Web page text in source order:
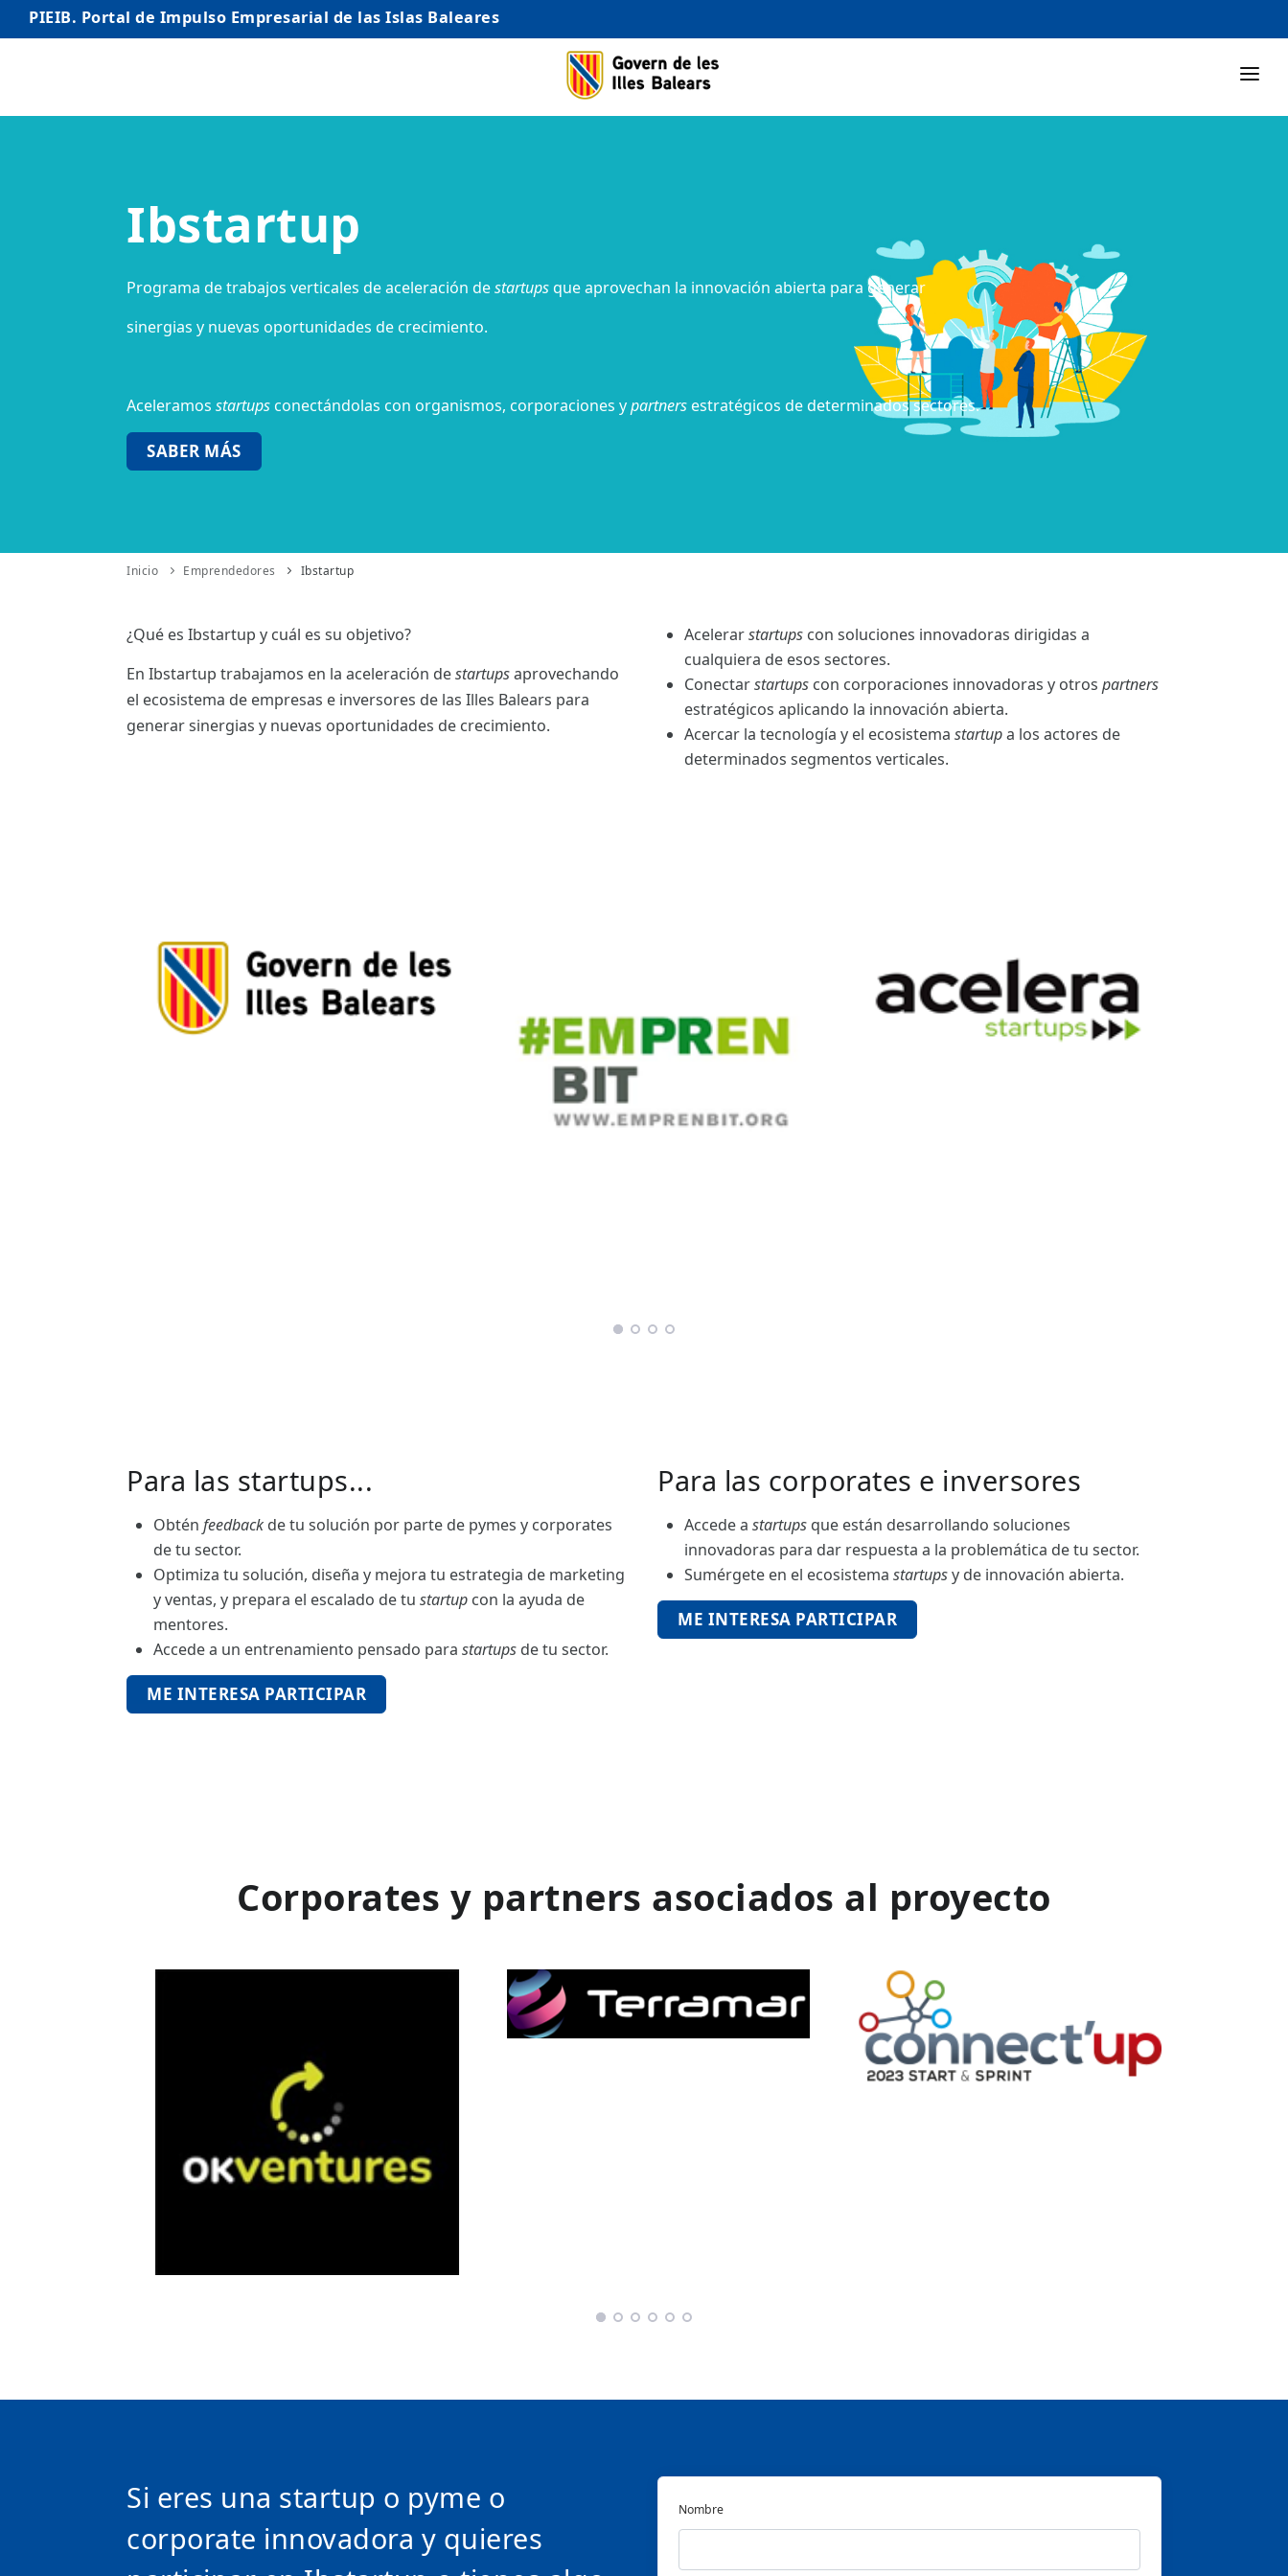
PIEIB. Portal de Impulso Empresarial de las Islas Baleares
INICIO
AUTÓNOMO/AUTÓNOMA
EMPRENDEDORES
INTERNACIONALIZACIÓN
Ibstartup
Programa de trabajos verticales de aceleración destartups que aprovechan la innovación abierta para generar
sinergias y nuevas oportunidades de crecimiento.
Aceleramos startups conectándolas con organismos, corporaciones ypartners estratégicos de determinados sectores.
SABER MÁS
Inicio Emprendedores Ibstartup
¿Qué es Ibstartup y cuál es su objetivo?
En Ibstartup trabajamos en la aceleración destartupsaprovechando
el ecosistema de empresas e inversores de las Illes Balears para
generar sinergias y nuevas oportunidades de crecimiento.
Acelerarstartups con soluciones innovadoras dirigidas a
cualquiera de esos sectores.
Conectarstartups con corporaciones innovadoras y otros partners
estratégicos aplicando la innovación abierta.
Acercar la tecnología y el ecosistema startupa los actores de
determinados segmentos verticales.
Para las startups...
Obtén feedback de tu solución por parte de pymes y corporates
de tu sector.
Optimiza tu solución, diseña y mejora tu estrategia de marketing
y ventas, y prepara el escalado de tu startup con la ayuda de
mentores.
Accede a un entrenamiento pensado para startups de tu sector.
ME INTERESA PARTICIPAR
Para las corporates e inversores
Accede a startups que están desarrollando soluciones
innovadoras para dar respuesta a la problemática de tu sector.
Sumérgete en el ecosistema startupsy de innovación abierta.
ME INTERESA PARTICIPAR
Corporates y partners asociados al proyecto
Si eres una startup o pyme o
corporate innovadora y quieres
Nombre